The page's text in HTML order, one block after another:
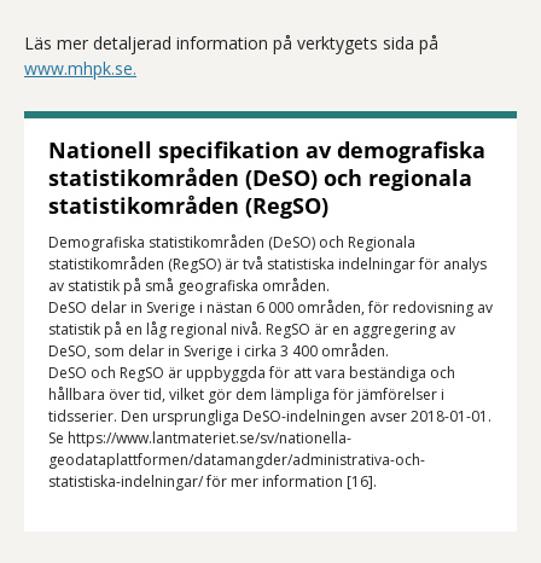
Läs mer detaljerad information på verktygets sida på
www.mhpk.se.
Nationell specifikation av demografiska
statistikområden (DeSO) och regionala
statistikområden (RegSO)
Demografiska statistikområden (DeSO) och Regionala
statistikområden (RegSO) är två statistiska indelningar för analys
av statistik på små geografiska områden.
DeSO delar in Sverige i nästan 6 000 områden, för redovisning av
statistik på en låg regional nivå. RegSO är en aggregering av
DeSO, som delar in Sverige i cirka 3 400 områden.
DeSO och RegSO är uppbyggda för att vara beständiga och
hållbara över tid, vilket gör dem lämpliga för jämförelser i
tidsserier. Den ursprungliga DeSO-indelningen avser 2018-01-01.
Se https://www.lantmateriet.se/sv/nationella-
geodataplattformen/datamangder/administrativa-och-
statistiska-indelningar/ för mer information [16].